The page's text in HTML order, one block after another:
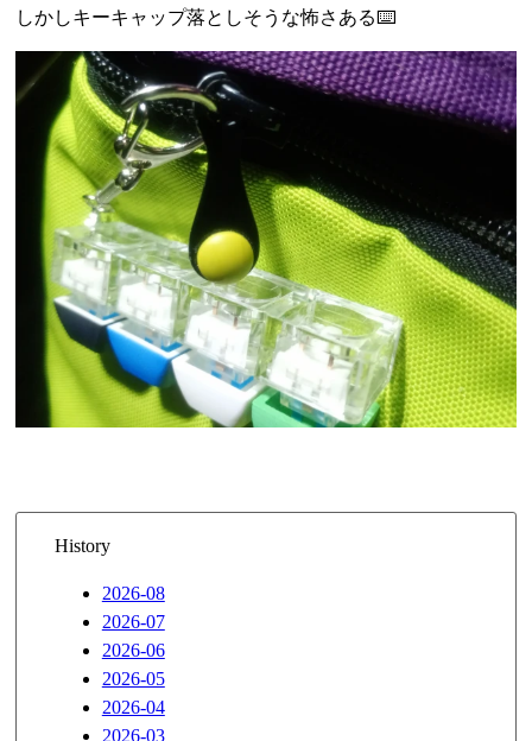
しかしキーキャップ落としそうな怖さある⌨️
History
2026-08
2026-07
2026-06
2026-05
2026-04
2026-03